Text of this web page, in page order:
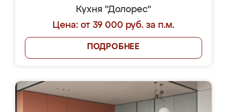
Кухня "Долорес"
Цена: от 39 000 руб. за п.м.
ПОДРОБНЕЕ